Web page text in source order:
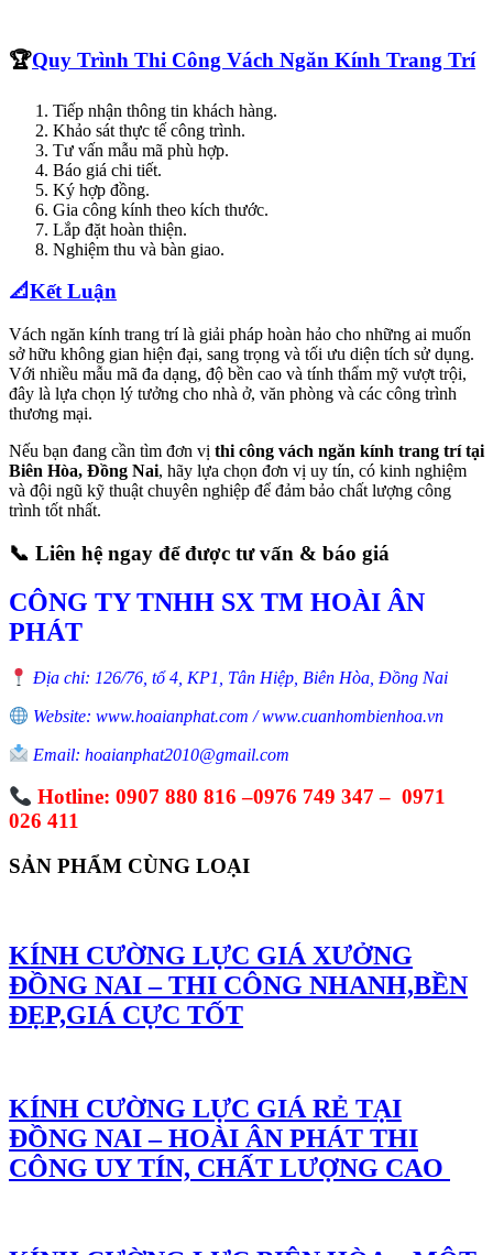
🏆Quy Trình Thi Công Vách Ngăn Kính Trang Trí
Tiếp nhận thông tin khách hàng.
Khảo sát thực tế công trình.
Tư vấn mẫu mã phù hợp.
Báo giá chi tiết.
Ký hợp đồng.
Gia công kính theo kích thước.
Lắp đặt hoàn thiện.
Nghiệm thu và bàn giao.
📐Kết Luận
Vách ngăn kính trang trí là giải pháp hoàn hảo cho những ai muốn
sở hữu không gian hiện đại, sang trọng và tối ưu diện tích sử dụng.
Với nhiều mẫu mã đa dạng, độ bền cao và tính thẩm mỹ vượt trội,
đây là lựa chọn lý tưởng cho nhà ở, văn phòng và các công trình
thương mại.
Nếu bạn đang cần tìm đơn vị thi công vách ngăn kính trang trí tại
Biên Hòa, Đồng Nai, hãy lựa chọn đơn vị uy tín, có kinh nghiệm
và đội ngũ kỹ thuật chuyên nghiệp để đảm bảo chất lượng công
trình tốt nhất.
📞 Liên hệ ngay để được tư vấn & báo giá
CÔNG TY TNHH SX TM HOÀI ÂN
PHÁT
Địa chỉ: 126/76, tổ 4, KP1, Tân Hiệp, Biên Hòa, Đồng Nai
Website: www.hoaianphat.com / www.cuanhombienhoa.vn
Email: hoaianphat2010@gmail.com
Hotline: 0907 880 816 –0976 749 347 – 0971
026 411
SẢN PHẨM CÙNG LOẠI
KÍNH CƯỜNG LỰC GIÁ XƯỞNG
ĐỒNG NAI – THI CÔNG NHANH,BỀN
ĐẸP,GIÁ CỰC TỐT
KÍNH CƯỜNG LỰC GIÁ RẺ TẠI
ĐỒNG NAI – HOÀI ÂN PHÁT THI
CÔNG UY TÍN, CHẤT LƯỢNG CAO